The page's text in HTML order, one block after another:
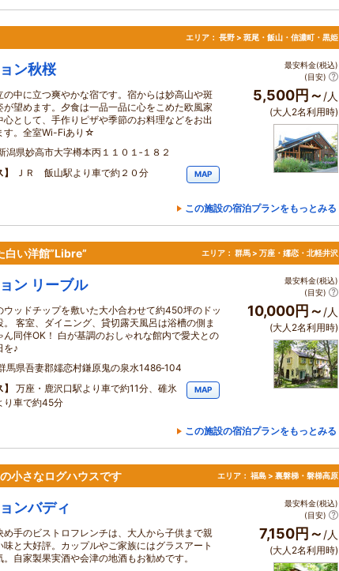
エリア： 長野 > 斑尾・飯山・信濃町・黒姫
ン秋桜
の中に立つ爽やかな宿です。宿からは妙高山や斑
が望めます。夕食は一品一品に心をこめた欧風家
心として、手作りピザや季節のお料理などをお出
す。全室Wi-Fiあり☆
潟県妙高市大字樽本丙１１０１‐１８２
ＪＲ 飯山駅より車で約２０分 MAP
最安料金(税込)
(目安)
5,500円～ /人
(大人2名利用時)
この施設の宿泊プランをもっとみる
白い洋館”Libre” エリア： 群馬 > 万座・嬬恋・北軽井沢
ン リーブル
ウッドチップを敷いた大小合わせて約450坪のドッ
。 客室、ダイニング、貸切露天風呂は浴槽の側ま
ん同伴OK！ 白が基調のおしゃれな館内で愛犬との
を♪
馬県吾妻郡嬬恋村鎌原鬼の泉水1486‐104
万座・鹿沢口駅より車で約11分、碓氷
り車で約45分
MAP
最安料金(税込)
(目安)
10,000円～ /人
(大人2名利用時)
この施設の宿泊プランをもっとみる
小さなログハウスです エリア： 福島 > 裏磐梯・磐梯高原
ンバディ
め手のビストロフレンチは、大人から子供まで親
味と大好評。カップルやご家族にはグラスアート
。自家製果実酒や会津の地酒もお勧めです。
最安料金(税込)
(目安)
7,150円～ /人
(大人2名利用時)